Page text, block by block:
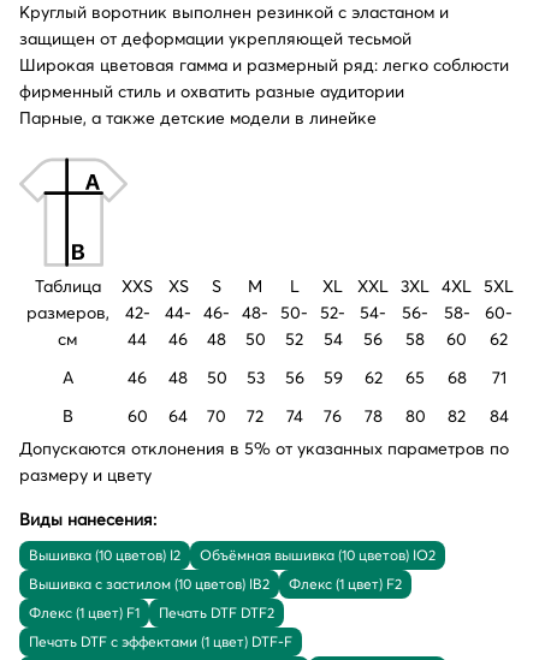
Круглый воротник выполнен резинкой с эластаном и
защищен от деформации укрепляющей тесьмой
Широкая цветовая гамма и размерный ряд: легко соблюсти
фирменный стиль и охватить разные аудитории
Парные, а также детские модели в линейке
Таблица
размеров,
см
XXS
42-
44
XS
44-
46
S
46-
48
M
48-
50
L
50-
52
XL
52-
54
XXL
54-
56
3XL
56-
58
4XL
58-
60
5XL
60-
62
A
46 48 50 53 56 59 62 65 68
71
B
60 64 70 72 74 76 78 80 82
84
Допускаются отклонения в 5% от указанных параметров по
размеру и цвету
Виды нанесения:
Вышивка (10 цветов) I2
Объёмная вышивка (10 цветов) IO2
Вышивка с застилом (10 цветов) IB2
Флекс (1 цвет) F2
Флекс (1 цвет) F1
Печать DTF DTF2
Печать DTF с эффектами (1 цвет) DTF-F